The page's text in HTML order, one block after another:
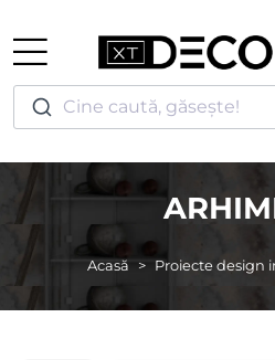
Cine caută, găsește!
Acasă Proiecte design